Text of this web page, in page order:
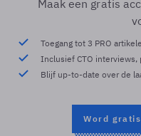
Maak een gratis
Toegang tot 3 PRO
Inclusief CTO interviews,
Blijf up-to-date over de
Word